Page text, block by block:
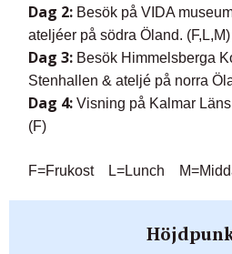
Dag 2: Besök på VIDA
ateljéer på södra Öland. (F,L,M)
Dag 3: Besök Himmelsberga
Stenhallen & ateljé på norra
Dag 4: Visning på Kalmar
(F)
F=Frukost L=Lunch